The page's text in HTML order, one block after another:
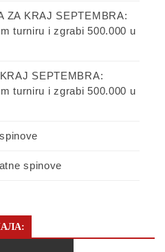
ZA KRAJ SEPTEMBRA:
turniru i zgrabi 500.000 u
SEPTEMBRA:
turniru i zgrabi 500.000 u
spinove